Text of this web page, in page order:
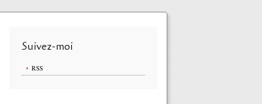
Suivez-moi
RSS